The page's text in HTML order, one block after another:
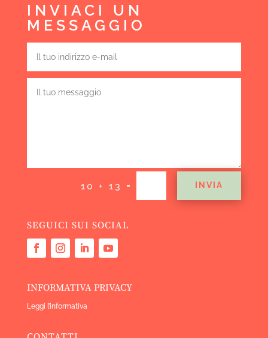
INVIACI UN
MESSAGGIO
10 + 13 = INVIA
SEGUICI SUI SOCIAL
INFORMATIVA PRIVACY
Leggi l’informativa